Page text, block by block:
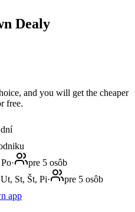
Dealy
and you will get the cheaper
free.
Po·
pre 5 osôb
Ut, St, Št, Pi·
pre 5 osôb
app